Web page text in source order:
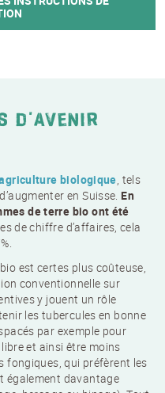
D’AVENIR
biologique, tels
en Suisse. En
de terre bio ont été
de chiffre d’affaires, cela
est certes plus coûteuse,
conventionnelle sur
y jouent un rôle
les tubercules en bonne
par exemple pour
et ainsi être moins
fongiques, qui préfèrent les
également davantage